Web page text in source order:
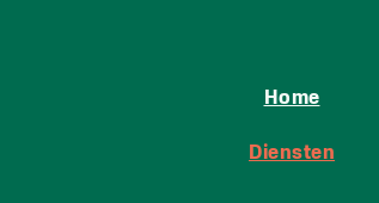
Home
Diensten